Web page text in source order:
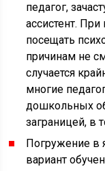
педагог,
ассистент.
посещать
причинам не
случается
многие
дошкольных
заграницей, в
Погружение в
вариант